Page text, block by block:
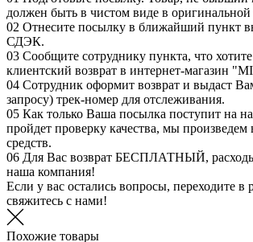
должен быть в чистом виде в оригинальной
02 Отнесите посылку в ближайший пункт
СДЭК.
03 Сообщите сотруднику пункта, что
клиентский возврат в интернет-магазин
04 Сотрудник оформит возврат и выдаст
запросу) трек-номер для отслеживания.
05 Как только Ваша посылка поступит на
пройдет проверку качества, мы
средств.
06 Для Вас возврат БЕСПЛАТНЫЙ, расходы
наша компания!
Если у вас остались вопросы, переходите в
свяжитесь с нами!
Похожие товары